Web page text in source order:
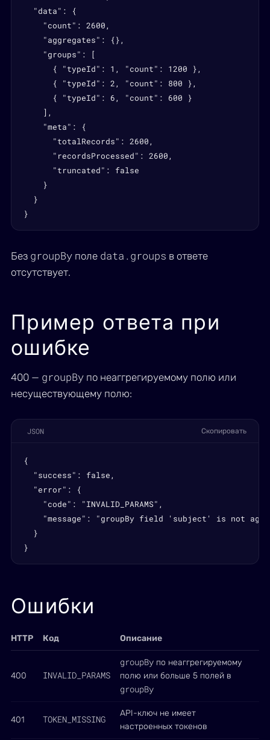
  "data": {
    "count": 2600,
    "aggregates": {},
    "groups": [
      { "typeId": 1, "count": 1200 },
      { "typeId": 2, "count": 800 },
      { "typeId": 6, "count": 600 }
    ],
    "meta": {
      "totalRecords": 2600,
      "recordsProcessed": 2600,
      "truncated": false
    }
  }
}
Без groupBy поле data.groups в ответе
отсутствует.
Пример ответа при
ошибке
400 — groupBy по неаггрегируемому полю или
несуществующему полю:
JSON Скопировать
{
  "success": false,
  "error": {
    "code": "INVALID_PARAMS",
"message": "groupBy field 'subject' is not
  }
}
Ошибки
HTTP Код Описание
400 INVALID_PARAMS
groupBy по неаггрегируемому
полю или больше 5 полей в
groupBy
401 TOKEN_MISSING
API-ключ не имеет
настроенных токенов